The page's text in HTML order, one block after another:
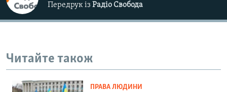
Передрук із Радіо Свобода
Читайте також
ПРАВА ЛЮДИНИ